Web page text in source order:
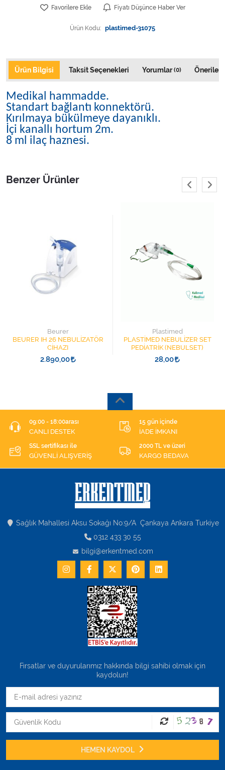
Favorilere Ekle Fiyatı Düşünce Haber Ver
Ürün Kodu: plastimed-31075
Ürün Bilgisi Taksit Seçenekleri Yorumlar(0)
Medikal hammadde.
Standart bağlantı konnektörü.
Kırılmaya bükülmeye dayanıklı.
İçi kanallı hortum 2m.
8 ml ilaç haznesi.
Benzer Ürünler
Beurer
BEURER IH 26 NEBULİZATÖR
CİHAZI
2.890,00
Plastimed
PLASTİMED NEBULİZER SET
PEDİATRİK (NEBULSET)
28,00
09:00 - 18:00arası
CANLI DESTEK
15 gün içinde
İADE İMKANI
SSL sertifikası ile
GÜVENLİ ALIŞVERİŞ
2000 TL ve üzeri
KARGO BEDAVA
Sağlık Mahallesi Aksu Sokağı No:9/A Çankaya Ankara Turkiye
0312 433 30 55
bilgi@erkentmed.com
Fırsatlar ve duyurularımız hakkında bilgi sahibi olmak için
kaydolun!
HEMEN KAYDOL